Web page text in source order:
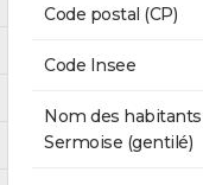
Code postal (CP)
Code Insee
Nom des
Sermoise (gentilé)